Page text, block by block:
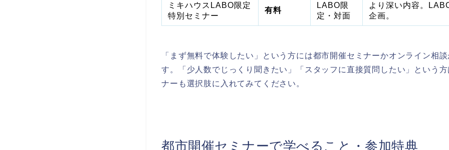
ミキハウスLABO限定
特別セミナー
有料
LABO限
定・対面
より深い内容。
企画。
「まず無料で体験したい」という方には都市開催セミナーかオンライン相
す。「少人数でじっくり聞きたい」「スタッフに直接質問したい」という
ナーも選択肢に入れてみてください。
都市開催セミナーで学べること・参加特典